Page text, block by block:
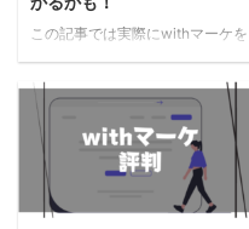
い！ withマーケの他の記事はこ
ちら！ withマーケの入会特典や
パがよく幅広い知識を身に着けら
れるWeb ...
この記事では実際にwithマーケを
ているかをご紹介します。 副業
で稼げるようになりたい Webマ
ーケターとして転職したい SNS
マーケティングをしっかりと学び
たい withマーケに通う目的は人
それぞれです。 皆さんが持って